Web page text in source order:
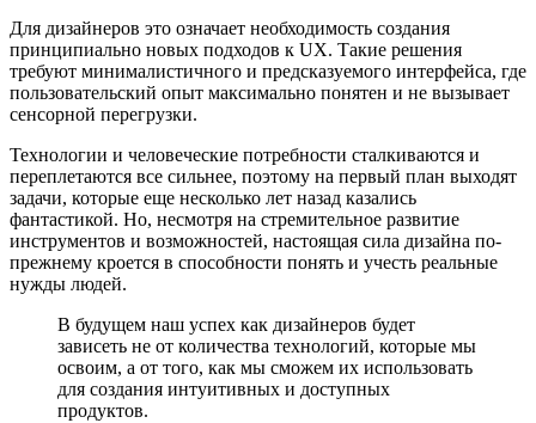
Для дизайнеров это означает необходимость создания
принципиально новых подходов к UX. Такие решения
требуют минималистичного и предсказуемого интерфейса, где
пользовательский опыт максимально понятен и не вызывает
сенсорной перегрузки.
Технологии и человеческие потребности сталкиваются и
переплетаются все сильнее, поэтому на первый план выходят
задачи, которые еще несколько лет назад казались
фантастикой. Но, несмотря на стремительное развитие
инструментов и возможностей, настоящая сила дизайна по-
прежнему кроется в способности понять и учесть реальные
нужды людей.
В будущем наш успех как дизайнеров будет
зависеть не от количества технологий, которые мы
освоим, а от того, как мы сможем их использовать
для создания интуитивных и доступных
продуктов.